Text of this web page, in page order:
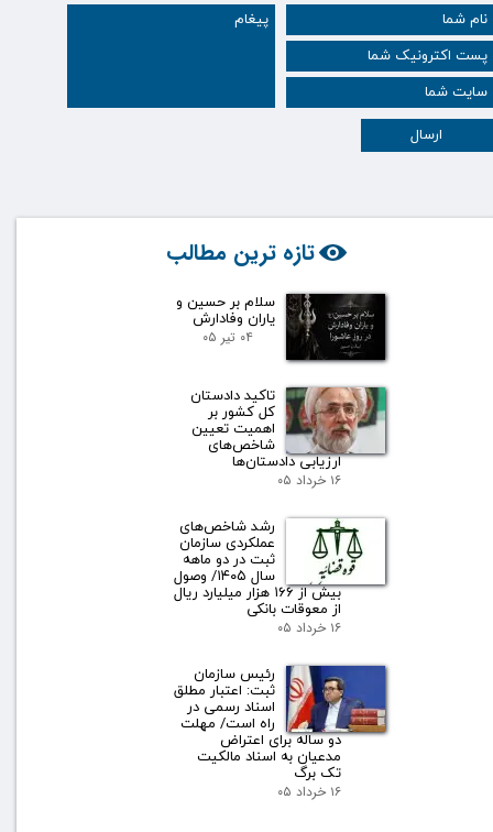
ارسال
تازه ترین مطالب
سلام بر حسین و
یاران وفادارش
۰۴ تیر ۰۵
تاکید دادستان
کل کشور بر
اهمیت تعیین
شاخص‌های
ارزیابی دادستان‌ها
۱۶ خرداد ۰۵
رشد شاخص‌های
عملکردی سازمان
ثبت در دو ماهه
سال ۱۴۰۵/ وصول
بیش از ۱۶۶ هزار میلیارد ریال
از معوقات بانکی
۱۶ خرداد ۰۵
رئیس سازمان
ثبت: اعتبار مطلق
اسناد رسمی در
راه است/ مهلت
دو ساله برای اعتراض
مدعیان به اسناد مالکیت
تک برگ
۱۶ خرداد ۰۵